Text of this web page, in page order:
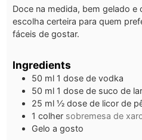
Doce na medida, bem gelado e
escolha certeira para quem
fáceis de gostar.
Ingredients
50 ml 1 dose de vodka
50 ml 1 dose de suco de
25 ml ½ dose de licor de
1 colher sobremesa de
Gelo a gosto